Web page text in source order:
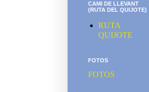
CAMI DE LLEVANT
(RUTA DEL QUIJOTE)
RUTA
QUIJOTE
FOTOS
FOTOS